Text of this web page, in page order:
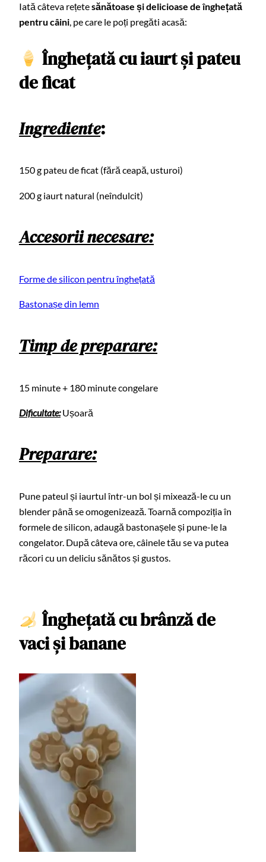
Iată câteva rețetesănătoase și delicioase de înghețată
pentru câini, pe care le poți pregăti acasă:
Înghețată cu iaurt și pateu
de ficat
Ingrediente:
150 g pateu de ficat (fără ceapă, usturoi)
200 g iaurt natural (neîndulcit)
Accesorii necesare:
Forme de silicon pentru înghețată
Bastonașe din lemn
Timp de preparare:
15 minute + 180 minute congelare
Dificultate: Ușoară
Preparare:
Pune pateul și iaurtul într-un bol și mixează-le cu un
blender până se omogenizează. Toarnă compoziția în
formele de silicon, adaugă bastonașele și pune-le la
congelator. După câteva ore, câinele tău se va putea
răcori cu un deliciu sănătos și gustos.
Înghețată cu brânză de
vaci și banane